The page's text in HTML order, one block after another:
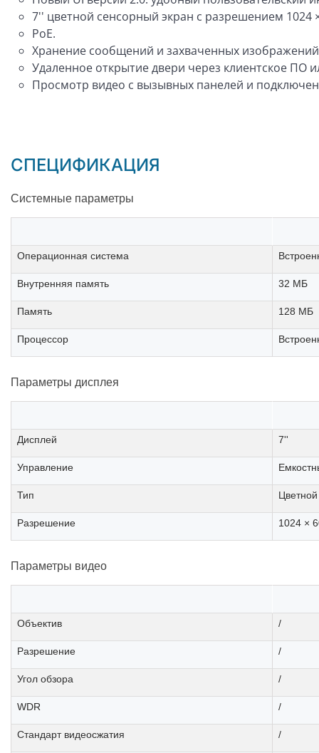
7'' цветной сенсорный экран с разрешением 1024
PoE.
Хранение сообщений и захваченных изображений
Удаленное открытие двери через клиентское ПО
Просмотр видео с вызывных панелей и
СПЕЦИФИКАЦИЯ
Системные параметры
Операционная система
Внутренняя память 32 МБ
Память 128 МБ
Процессор
Параметры дисплея
Дисплей 7''
Управление
Тип
Разрешение 1024 ×
Параметры видео
Объектив /
Разрешение /
Угол обзора /
WDR /
Стандарт видеосжатия /